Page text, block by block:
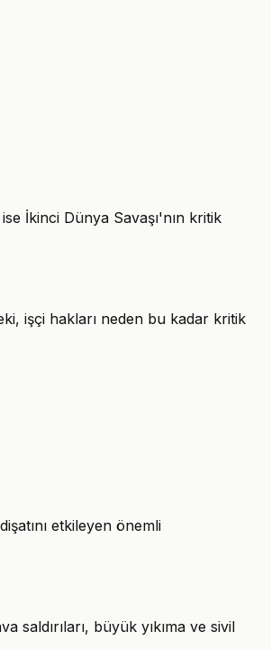
İkinci Dünya Savaşı'nın kritik
işçi hakları neden bu kadar kritik
etkileyen önemli
saldırıları, büyük yıkıma ve sivil